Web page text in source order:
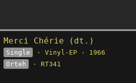
Merci Chérie (dt.)
Single
· Vinyl-EP · 1966
Orteh
· RT341